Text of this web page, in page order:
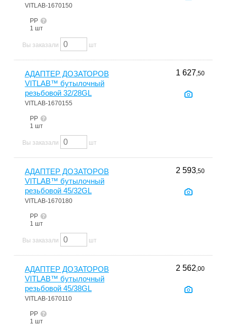
VITLAB-1670150
PP
1 шт
Вы заказали шт
АДАПТЕР ДОЗАТОРОВ
VITLAB™ бутылочный
резьбовой 32/28GL
VITLAB-1670155
PP
1 шт
1 627,50
Вы заказали шт
АДАПТЕР ДОЗАТОРОВ
VITLAB™ бутылочный
резьбовой 45/32GL
VITLAB-1670180
PP
1 шт
2 593,50
Вы заказали шт
АДАПТЕР ДОЗАТОРОВ
VITLAB™ бутылочный
резьбовой 45/38GL
VITLAB-1670110
PP
1 шт
2 562,00